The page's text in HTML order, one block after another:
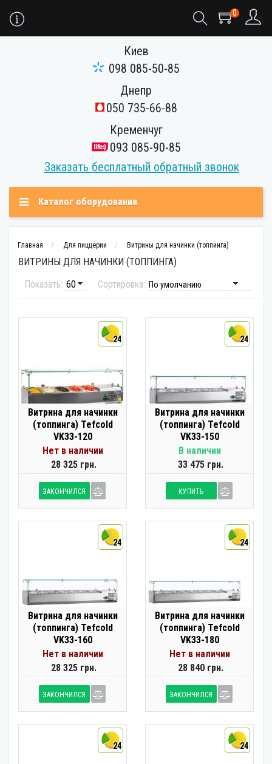
0
Киев
098 085-50-85
Днепр
050 735-66-88
Кременчуг
093 085-90-85
Заказать бесплатный обратный звонок
Каталог оборудования
Главная Для пиццерии Витрины для начинки (топпинга)
ВИТРИНЫ ДЛЯ НАЧИНКИ (ТОППИНГА)
Показать:
Сортировка:
24
Витрина для начинки
(топпинга) Tefcold
VK33-120
Нет в наличии
28 325 грн.
ЗАКОНЧИЛСЯ
24
Витрина для начинки
(топпинга) Tefcold
VK33-150
В наличии
33 475 грн.
КУПИТЬ
24
Витрина для начинки
(топпинга) Tefcold
VK33-160
Нет в наличии
28 325 грн.
ЗАКОНЧИЛСЯ
24
Витрина для начинки
(топпинга) Tefcold
VK33-180
Нет в наличии
28 840 грн.
ЗАКОНЧИЛСЯ
24 24